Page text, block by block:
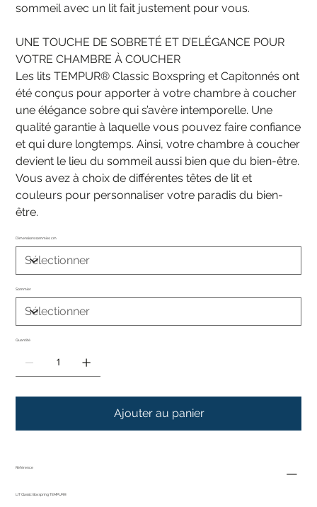
sommeil avec un lit fait justement pour vous.
UNE TOUCHE DE SOBRETÉ ET D’ELÉGANCE POUR
VOTRE CHAMBRE À COUCHER
Les lits TEMPUR® Classic Boxspring et Capitonnés ont
été conçus pour apporter à votre chambre à coucher
une élégance sobre qui s’avère intemporelle. Une
qualité garantie à laquelle vous pouvez faire confiance
et qui dure longtemps. Ainsi, votre chambre à coucher
devient le lieu du sommeil aussi bien que du bien-être.
Vous avez à choix de différentes têtes de lit et
couleurs pour personnaliser votre paradis du bien-
être.
Dimensions sommier, cm
Sommier
Quantité
Ajouter au panier
Référence
LIT Classic Boxspring TEMPUR®